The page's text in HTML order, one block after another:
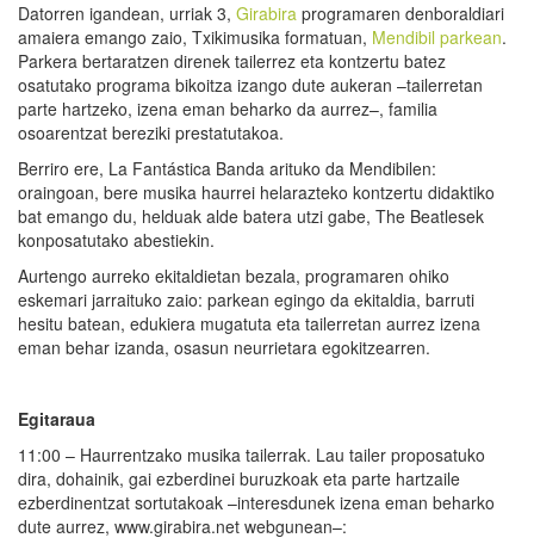
Datorren igandean, urriak 3, Girabira programaren denboraldiari
amaiera emango zaio, Txikimusika formatuan, Mendibil parkean.
Parkera bertaratzen direnek tailerrez eta kontzertu batez
osatutako programa bikoitza izango dute aukeran –tailerretan
parte hartzeko, izena eman beharko da aurrez–, familia
osoarentzat bereziki prestatutakoa.
Berriro ere, La Fantástica Banda arituko da Mendibilen:
oraingoan, bere musika haurrei helarazteko kontzertu didaktiko
bat emango du, helduak alde batera utzi gabe, The Beatlesek
konposatutako abestiekin.
Aurtengo aurreko ekitaldietan bezala, programaren ohiko
eskemari jarraituko zaio: parkean egingo da ekitaldia, barruti
hesitu batean, edukiera mugatuta eta tailerretan aurrez izena
eman behar izanda, osasun neurrietara egokitzearren.
Egitaraua
11:00 – Haurrentzako musika tailerrak. Lau tailer proposatuko
dira, dohainik, gai ezberdinei buruzkoak eta parte hartzaile
ezberdinentzat sortutakoak –interesdunek izena eman beharko
dute aurrez, www.girabira.net webgunean–: